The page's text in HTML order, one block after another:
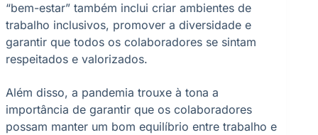
“bem-estar” também inclui criar ambientes de
trabalho inclusivos, promover a diversidade e
garantir que todos os colaboradores se sintam
respeitados e valorizados.
Além disso, a pandemia trouxe à tona a
importância de garantir que os colaboradores
possam manter um bom equilíbrio entre trabalho e